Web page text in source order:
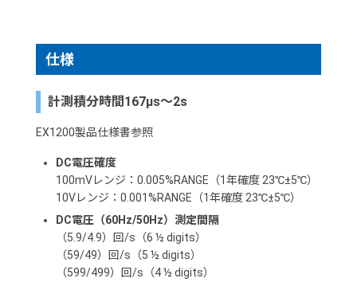
仕様
計測積分時間167µs〜2s
EX1200製品仕様書参照
DC電圧確度
100mVレンジ：0.005%RANGE（1年確度 23℃±5℃）
10Vレンジ：0.001%RANGE（1年確度 23℃±5℃）
DC電圧（60Hz/50Hz）測定間隔
（5.9/4.9）回/s（6 ½ digits）
（59/49）回/s（5 ½ digits）
（599/499）回/s（4 ½ digits）